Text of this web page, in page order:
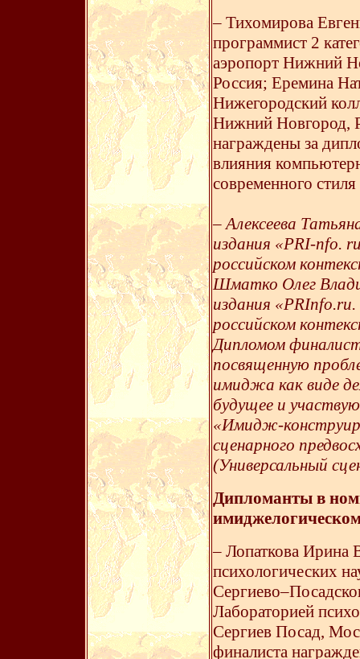
– Тихомирова
программист 2
аэропорт Нижний
Россия; Еремина
Нижегородский
Нижний Новгород,
награждены за
влияния
современного
– Алексеева
издания «PRI-nfo.
российском
Шматко Олег
издания
российском
Дипломом
посвященную
имиджа как виде
будущее и
«Имидж-
сценарного
(Универсальный
Дипломанты в
– Лопаткова Ирина
психологических
Лабораторией
Сергиев Посад,
финалиста